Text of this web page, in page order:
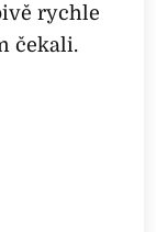
rychle
čekali.